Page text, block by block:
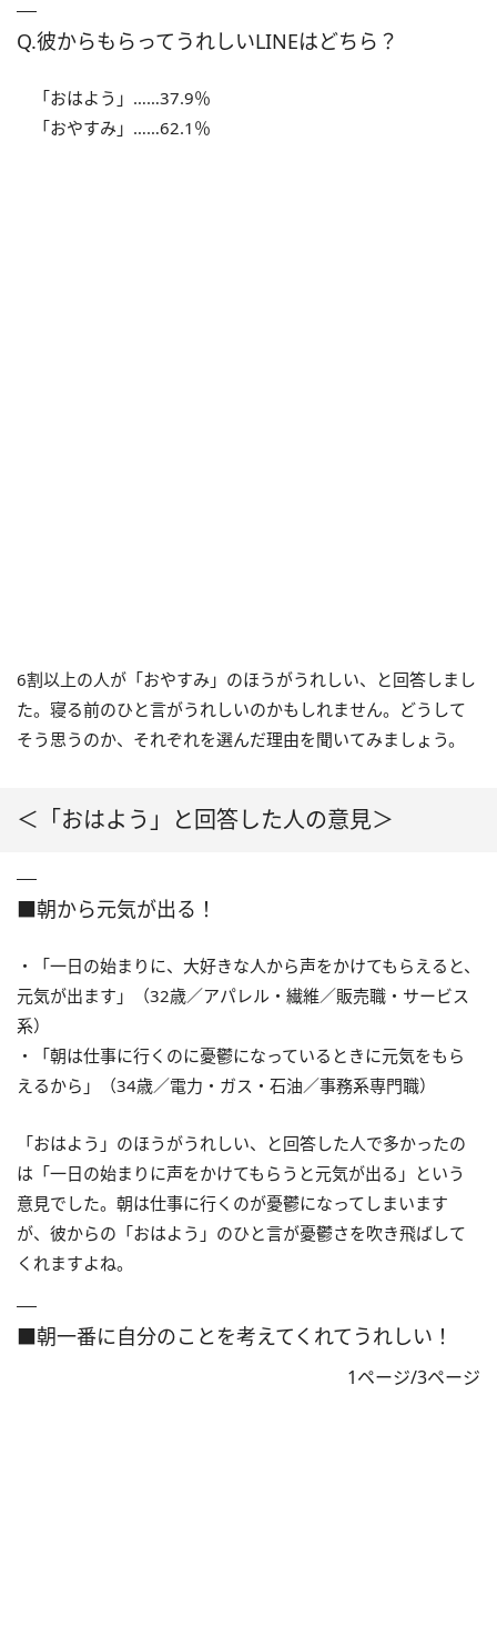
Q.彼からもらってうれしいLINEはどちら？
「おはよう」……37.9％
「おやすみ」……62.1％
6割以上の人が「おやすみ」のほうがうれしい、と回答しまし
た。寝る前のひと言がうれしいのかもしれません。どうして
そう思うのか、それぞれを選んだ理由を聞いてみましょう。
＜「おはよう」と回答した人の意見＞
■朝から元気が出る！
・「一日の始まりに、大好きな人から声をかけてもらえると、
元気が出ます」（32歳／アパレル・繊維／販売職・サービス
系）
・「朝は仕事に行くのに憂鬱になっているときに元気をもら
えるから」（34歳／電力・ガス・石油／事務系専門職）
「おはよう」のほうがうれしい、と回答した人で多かったの
は「一日の始まりに声をかけてもらうと元気が出る」という
意見でした。朝は仕事に行くのが憂鬱になってしまいます
が、彼からの「おはよう」のひと言が憂鬱さを吹き飛ばして
くれますよね。
■朝一番に自分のことを考えてくれてうれしい！
1ページ/3ページ